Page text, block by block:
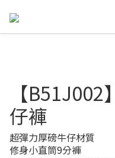
【
仔褲
超彈力厚磅牛仔材質
修身小直筒9分褲